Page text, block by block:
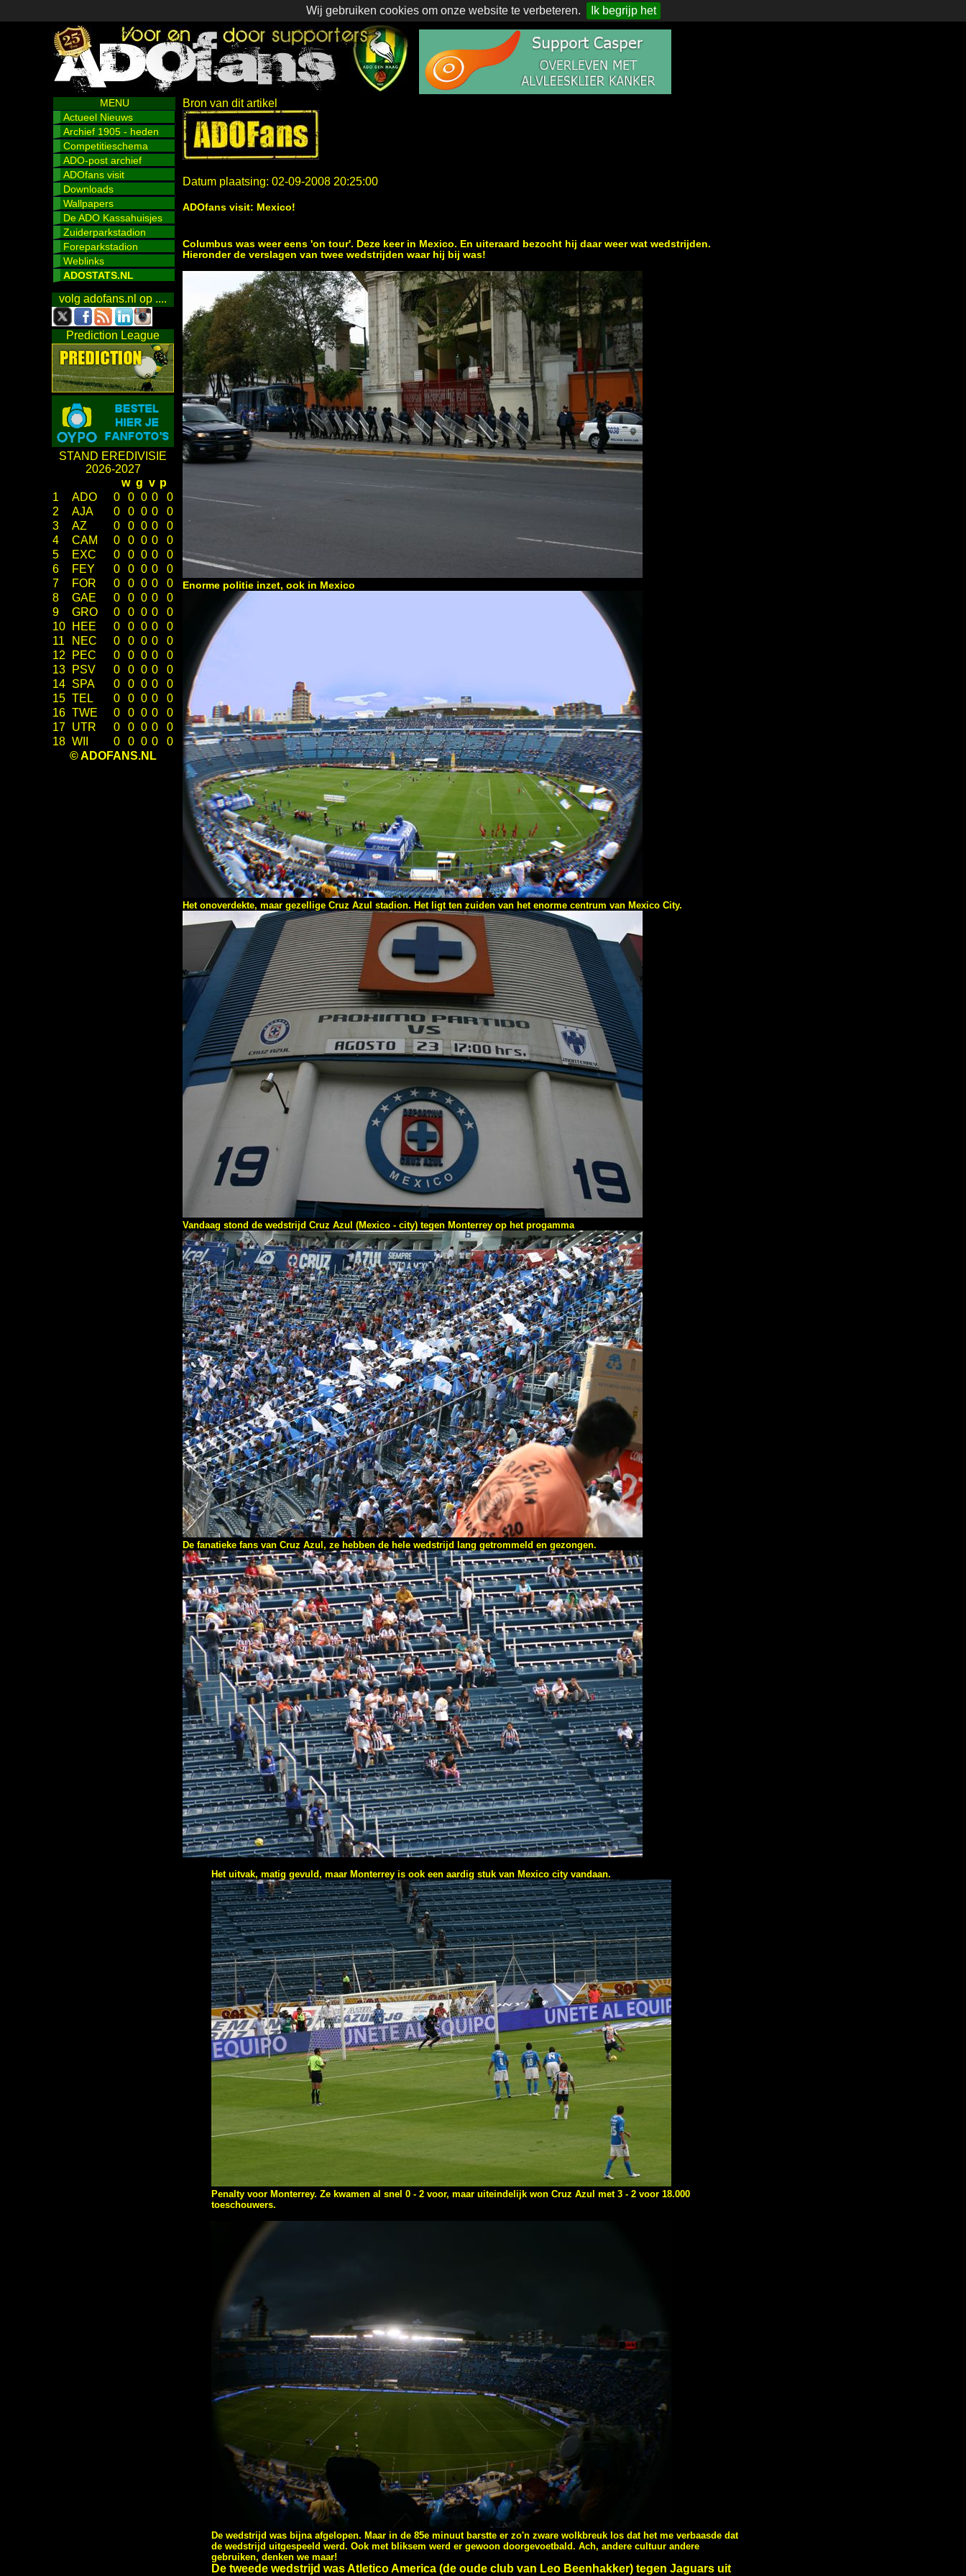
Wij gebruiken cookies om onze website te verbeteren. Ik begrijp het
MENU
Actueel Nieuws
Archief 1905 - heden
Competitieschema
ADO-post archief
ADOfans visit
Downloads
Wallpapers
De ADO Kassahuisjes
Zuiderparkstadion
Foreparkstadion
Weblinks
ADOSTATS.NL
volg adofans.nl op ....
Prediction League
STAND EREDIVISIE
2026-2027
w g v p
1
ADO 0 0 0 0
0
2
AJA 0 0 0 0
0
3
AZ 0 0 0 0
0
4
CAM 0 0 0 0
0
5
EXC 0 0 0 0
0
6
FEY 0 0 0 0
0
7
FOR 0 0 0 0
0
8
GAE 0 0 0 0
0
9
GRO 0 0 0 0
0
10
HEE 0 0 0 0
0
11
NEC 0 0 0 0
0
12
PEC 0 0 0 0
0
13
PSV 0 0 0 0
0
14 SPA 0 0 0 0
0
15 TEL 0 0 0 0
0
16 TWE 0 0 0 0
0
17 UTR 0 0 0 0
0
18 WII 0 0 0 0
0
© ADOFANS.NL
Bron van dit artikel
Datum plaatsing: 02-09-2008 20:25:00
ADOfans visit: Mexico!
Columbus was weer eens 'on tour'. Deze keer in Mexico. En uiteraard bezocht hij daar weer wat wedstrijden.
Hieronder de verslagen van twee wedstrijden waar hij bij was!
Enorme politie inzet, ook in Mexico
Het onoverdekte, maar gezellige Cruz Azul stadion. Het ligt ten zuiden van het enorme centrum van Mexico City.
Vandaag stond de wedstrijd Cruz Azul (Mexico - city) tegen Monterrey op het progamma
De fanatieke fans van Cruz Azul, ze hebben de hele wedstrijd lang getrommeld en gezongen.
Het uitvak, matig gevuld, maar Monterrey is ook een aardig stuk van Mexico city vandaan.
Penalty voor Monterrey. Ze kwamen al snel 0 - 2 voor, maar uiteindelijk won Cruz Azul met 3 - 2 voor 18.000
toeschouwers.
De wedstrijd was bijna afgelopen. Maar in de 85e minuut barstte er zo'n zware wolkbreuk los dat het me verbaasde dat
de wedstrijd uitgespeeld werd. Ook met bliksem werd er gewoon doorgevoetbald. Ach, andere cultuur andere
gebruiken, denken we maar!
De tweede wedstrijd was Atletico America (de oude club van Leo Beenhakker) tegen Jaguars uit